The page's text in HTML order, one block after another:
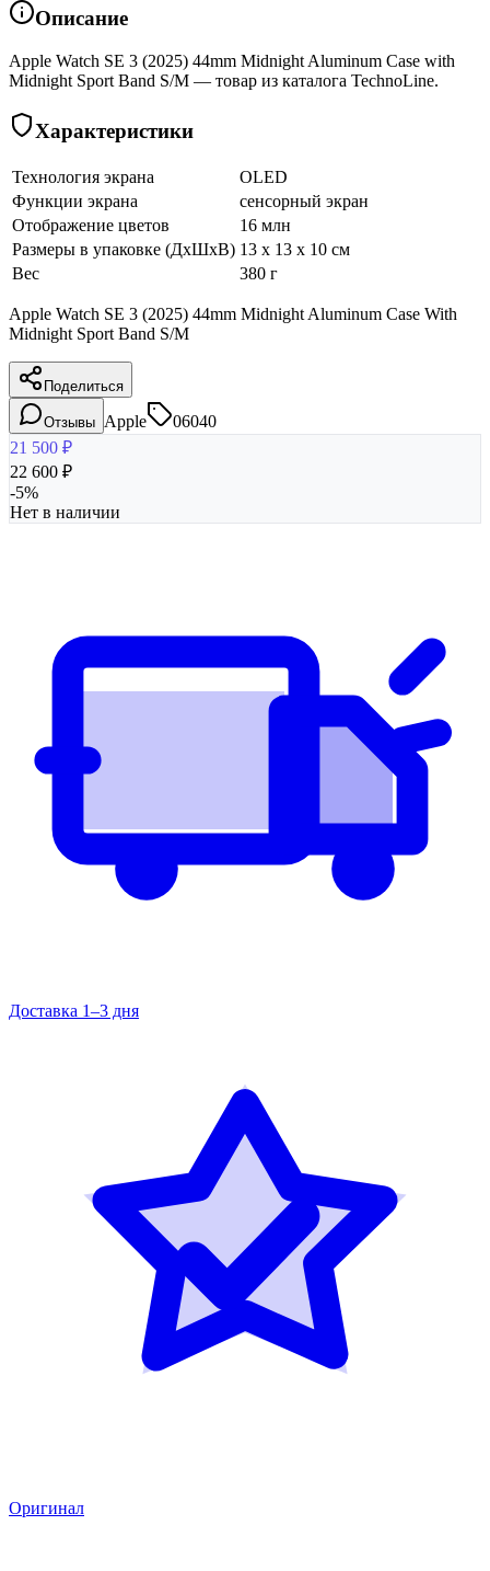
Описание
Apple Watch SE 3 (2025) 44mm Midnight Aluminum Case with
Midnight Sport Band S/M — товар из каталога TechnoLine.
Характеристики
Технология экрана
OLED
Функции экрана
сенсорный экран
Отображение цветов
16 млн
Размеры в упаковке (ДхШхВ) 13 x 13 x 10 см
Вес
380 г
Apple Watch SE 3 (2025) 44mm Midnight Aluminum Case With
Midnight Sport Band S/M
Поделиться
Отзывы Apple
06040
21 500 ₽
22 600 ₽
-5%
Нет в наличии
Доставка 1–3 дня
Оригинал